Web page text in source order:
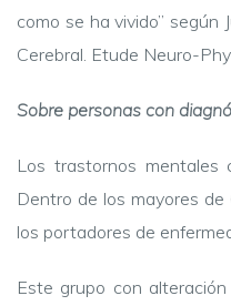
como se ha vivido” según
Cerebral. Etude Neuro-
Sobre personas con
Los trastornos mentales
Dentro de los mayores
los portadores de
Este grupo con